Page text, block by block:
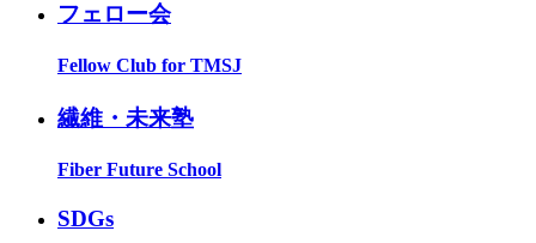
フェロー会
Fellow Club for TMSJ
繊維・未来塾
Fiber Future School
SDGs